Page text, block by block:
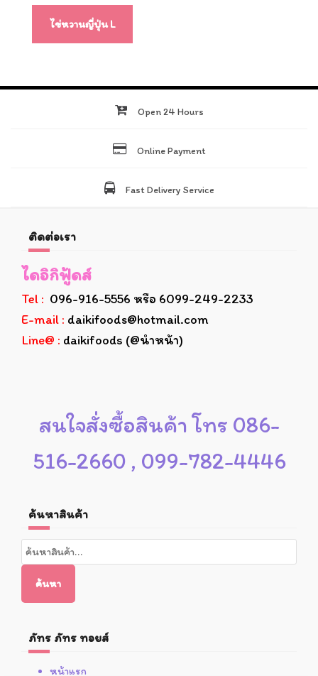
เรื่องไข่หวานญี่ปุ่น L
Open 24 Hours
Online Payment
Fast Delivery Service
ติดต่อเรา
ไดอิกิฟู้ดส์
Tel : 096-916-5556 หรือ 6099-249-2233
E-mail : daikifoods@hotmail.com
Line@ : daikifoods (@นำหน้า)
สนใจสั่งซื้อสินค้า โทร 086-
516-2660 , 099-782-4446
ค้นหาสินค้า
ค้นหา:
ค้นหา
ภัทร ภัทร ทอยส์
หน้าแรก